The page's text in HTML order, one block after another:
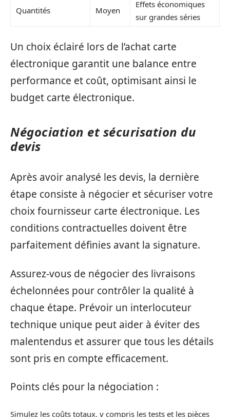
Quantités Moyen
Effets économiques
sur grandes séries
Un choix éclairé lors de l’achat carte
électronique garantit une balance entre
performance et coût, optimisant ainsi le
budget carte électronique.
Négociation et sécurisation du
devis
Après avoir analysé les devis, la dernière
étape consiste à négocier et sécuriser votre
choix fournisseur carte électronique. Les
conditions contractuelles doivent être
parfaitement définies avant la signature.
Assurez-vous de négocier des livraisons
échelonnées pour contrôler la qualité à
chaque étape. Prévoir un interlocuteur
technique unique peut aider à éviter des
malentendus et assurer que tous les détails
sont pris en compte efficacement.
Points clés pour la négociation :
Simulez les coûts totaux, y compris les tests et les pièces